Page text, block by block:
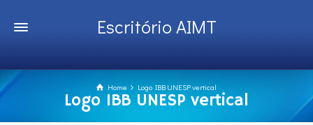
Escritório AIMT
Home Logo IBB UNESP vertical
Logo IBB UNESP vertical